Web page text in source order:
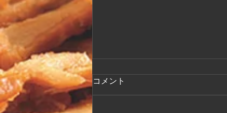
改装工事中のFAX注文につ
コメント